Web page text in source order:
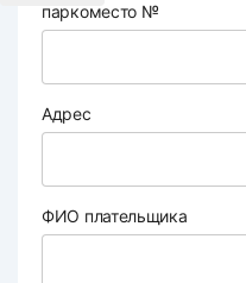
паркоместо №
Адрес
ФИО плательщика